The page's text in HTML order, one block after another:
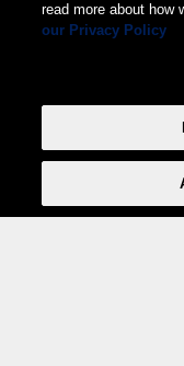
read more about how
our Privacy Policy